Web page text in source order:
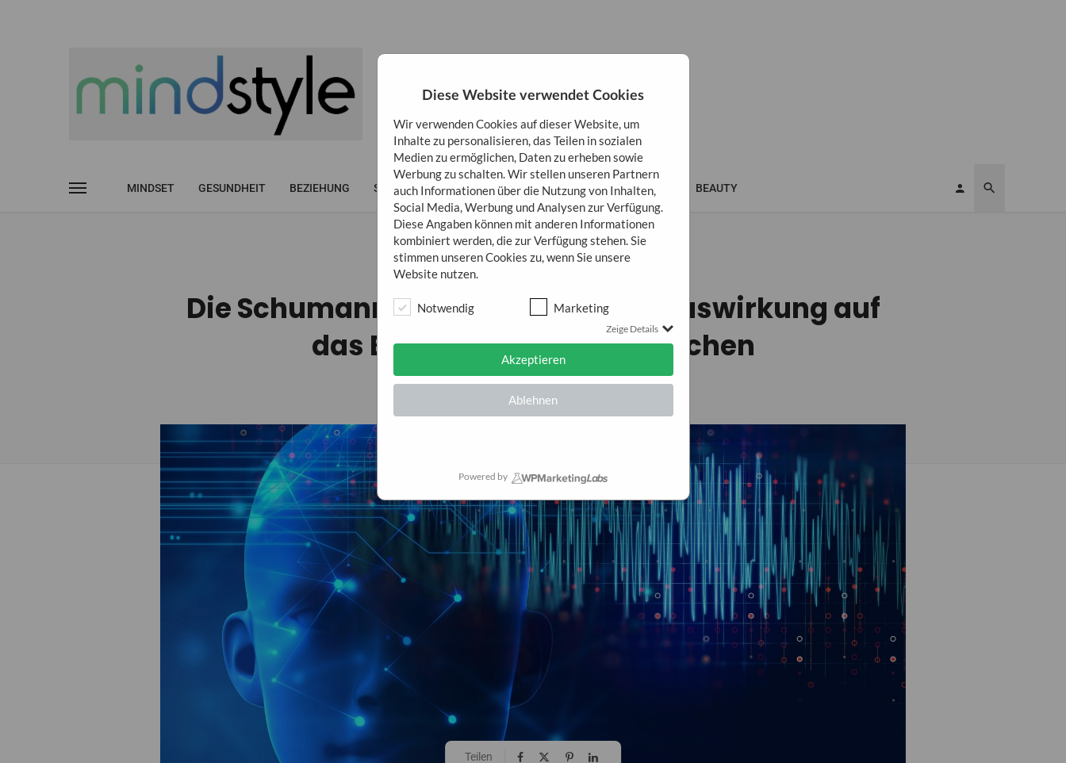
MINDSET GESUNDHEIT BEZIEHUNG SPIRITUALITÄT LIFESTYLE BÜCHER BUSINESS BEAUTY
Die Schumann Resonanz und ihre Auswirkung auf
das Bewusstsein des Menschen
30. Januar 2026 0
Teilen
Diese Website verwendet Cookies
Wir verwenden Cookies auf dieser Website, um
Inhalte zu personalisieren, das Teilen in sozialen
Medien zu ermöglichen, Daten zu erheben sowie
Werbung zu schalten. Wir stellen unseren Partnern
auch Informationen über die Nutzung von Inhalten,
Social Media, Werbung und Analysen zur Verfügung.
Diese Angaben können mit anderen Informationen
kombiniert werden, die zur Verfügung stehen. Sie
stimmen unseren Cookies zu, wenn Sie unsere
Website nutzen.
Notwendig Marketing
Zeige Details
Akzeptieren
Ablehnen
Powered by